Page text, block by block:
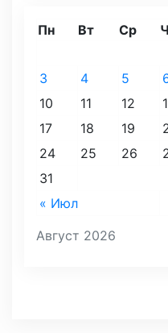
Август 2026
Пн Вт Ср
« Июл
3
4 5
10
11 12
17
18 19
24
25 26
31